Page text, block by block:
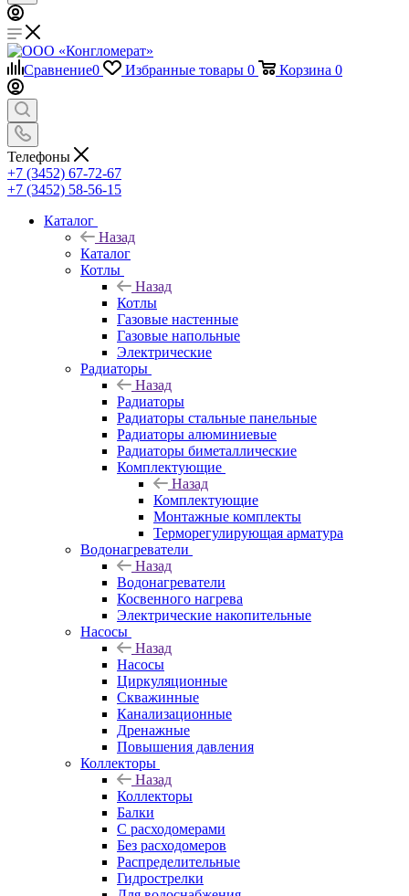
Сравнение0 Избранные товары 0 Корзина 0
Телефоны
+7 (3452) 67-72-67
+7 (3452) 58-56-15
Каталог
Назад
Каталог
Котлы
Назад
Котлы
Газовые настенные
Газовые напольные
Электрические
Радиаторы
Назад
Радиаторы
Радиаторы стальные панельные
Радиаторы алюминиевые
Радиаторы биметаллические
Комплектующие
Назад
Комплектующие
Монтажные комплекты
Терморегулирующая арматура
Водонагреватели
Назад
Водонагреватели
Косвенного нагрева
Электрические накопительные
Насосы
Назад
Насосы
Циркуляционные
Скважинные
Канализационные
Дренажные
Повышения давления
Коллекторы
Назад
Коллекторы
Балки
С расходомерами
Без расходомеров
Распределительные
Гидрострелки